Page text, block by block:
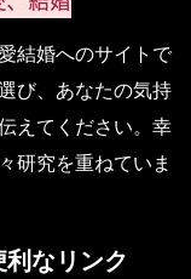
結婚へのサイトで
び、あなたの気持
えてください。幸
研究を重ねていま
利なリンク